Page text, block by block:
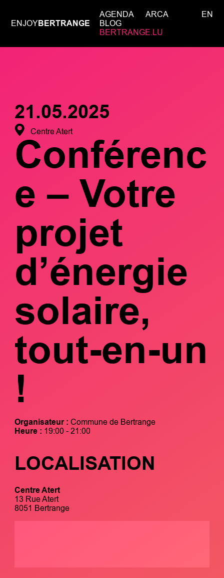
ENJOYBERTRANGE
AGENDA
ARCA
BLOG
BERTRANGE.LU
EN
21.05.2025
Centre Atert
Conférenc
e – Votre
projet
d’énergie
solaire,
tout-en-un
!
Organisateur : Commune de Bertrange
Heure : 19:00 - 21:00
LOCALISATION
Centre Atert
13 Rue Atert
8051 Bertrange